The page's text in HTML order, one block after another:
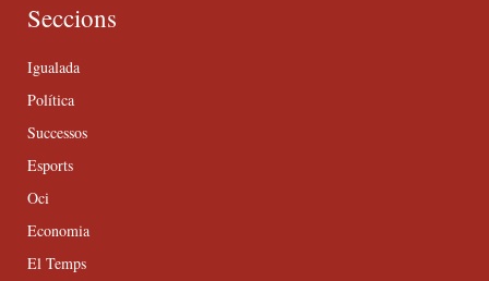
Seccions
Igualada
Política
Successos
Esports
Oci
Economia
El Temps